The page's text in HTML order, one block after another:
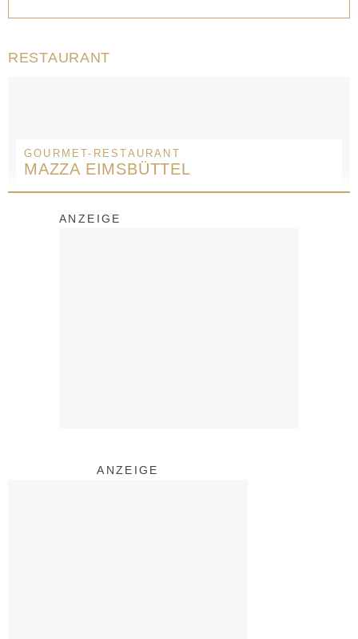
RESTAURANT
GOURMET-RESTAURANT
MAZZA EIMSBÜTTEL
ANZEIGE
ANZEIGE